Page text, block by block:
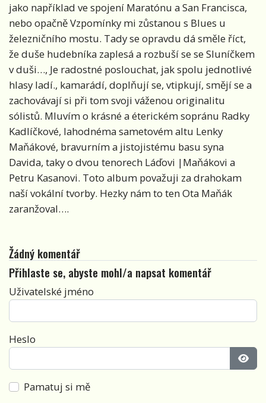
jako například ve spojení Maratónu a San Francisca,
nebo opačně Vzpomínky mi zůstanou s Blues u
železničního mostu. Tady se opravdu dá směle říct,
že duše hudebníka zaplesá a rozbuší se se Sluníčkem
v duši…, Je radostné poslouchat, jak spolu jednotlivé
hlasy ladí., kamarádí, doplňují se, vtipkují, smějí se a
zachovávají si při tom svoji váženou originalitu
sólistů. Mluvím o krásné a éterickém sopránu Radky
Kadlíčkové, lahodnéma sametovém altu Lenky
Maňákové, bravurním a jistojistému basu syna
Davida, taky o dvou tenorech Láďovi |Maňákovi a
Petru Kasanovi. Toto album považuji za drahokam
naší vokální tvorby. Hezky nám to ten Ota Maňák
zaranžoval….
Žádný komentář
Přihlaste se, abyste mohl/a napsat komentář
Uživatelské jméno
Heslo
Pamatuj si mě